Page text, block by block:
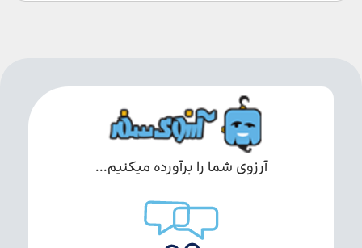
آرزوی شما را برآورده میکنیم...